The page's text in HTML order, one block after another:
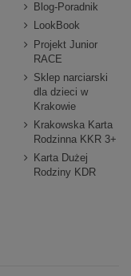
Blog-Poradnik
LookBook
Projekt Junior
RACE
Sklep narciarski
dla dzieci w
Krakowie
Krakowska Karta
Rodzinna KKR 3+
Karta Dużej
Rodziny KDR